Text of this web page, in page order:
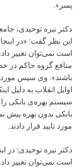
پسر».
دکتر نیره توحیدی،
این نظر گفت: «در
است نمی‌توان تغییر
منافع گروه حاکم در
باشند». وی سپس مورد
اوایل انقلاب به دلیل
سیستم بهره‌ی بانکی
بانکی بدون بهره پیش
مورد تایید قرار دادند.
دکتر نیره توحیدی: در
است نمی‌توان تغییر